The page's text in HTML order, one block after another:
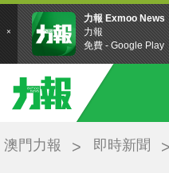
澳門力報 即時新聞